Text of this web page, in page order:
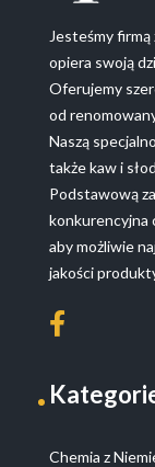
Jesteśmy
opiera swoją
Oferujemy
od
Naszą
także kaw i
Podstawową
konkurencyjna
aby możliwie
jakości
Chemia z